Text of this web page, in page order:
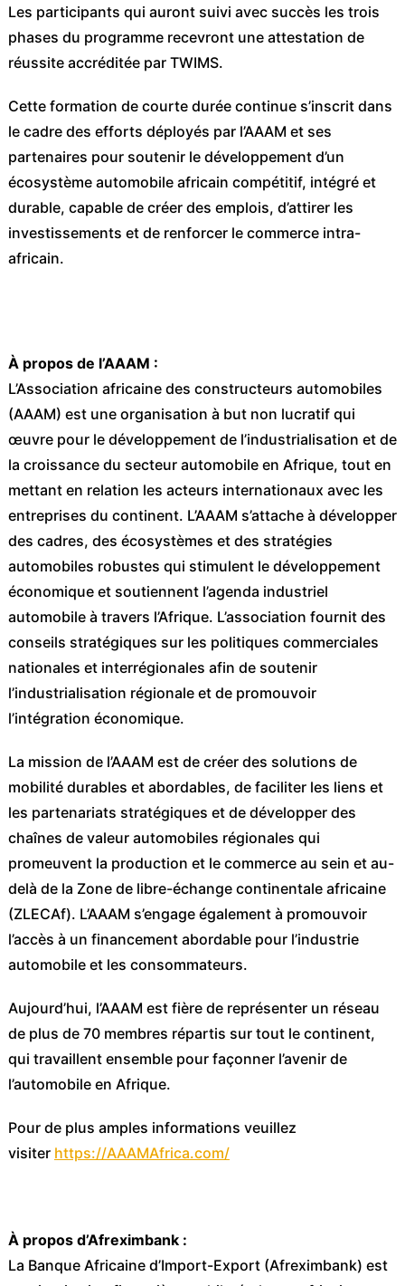
Les participants qui auront suivi avec succès les trois
phases du programme recevront une attestation de
réussite accréditée par TWIMS.
Cette formation de courte durée continue s’inscrit dans
le cadre des efforts déployés par l’AAAM et ses
partenaires pour soutenir le développement d’un
écosystème automobile africain compétitif, intégré et
durable, capable de créer des emplois, d’attirer les
investissements et de renforcer le commerce intra-
africain.
À propos de l’AAAM :
L’Association africaine des constructeurs automobiles
(AAAM) est une organisation à but non lucratif qui
œuvre pour le développement de l’industrialisation et de
la croissance du secteur automobile en Afrique, tout en
mettant en relation les acteurs internationaux avec les
entreprises du continent. L’AAAM s’attache à développer
des cadres, des écosystèmes et des stratégies
automobiles robustes qui stimulent le développement
économique et soutiennent l’agenda industriel
automobile à travers l’Afrique. L’association fournit des
conseils stratégiques sur les politiques commerciales
nationales et interrégionales afin de soutenir
l’industrialisation régionale et de promouvoir
l’intégration économique.
La mission de l’AAAM est de créer des solutions de
mobilité durables et abordables, de faciliter les liens et
les partenariats stratégiques et de développer des
chaînes de valeur automobiles régionales qui
promeuvent la production et le commerce au sein et au-
delà de la Zone de libre-échange continentale africaine
(ZLECAf). L’AAAM s’engage également à promouvoir
l’accès à un financement abordable pour l’industrie
automobile et les consommateurs.
Aujourd’hui, l’AAAM est fière de représenter un réseau
de plus de 70 membres répartis sur tout le continent,
qui travaillent ensemble pour façonner l’avenir de
l’automobile en Afrique.
Pour de plus amples informations veuillez
visiter https://AAAMAfrica.com/
À propos d’Afreximbank :
La Banque Africaine d’Import-Export (Afreximbank) est